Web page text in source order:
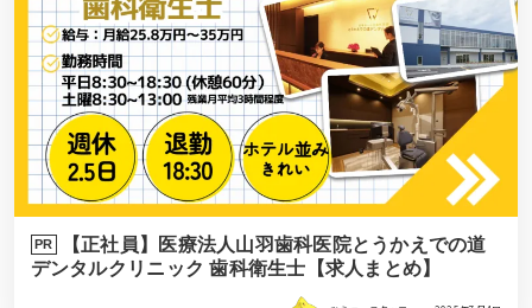
PR
【正社員】医療法人山羽歯科医院とうかえでの道
デンタルクリニック 歯科衛生士【求人まとめ】